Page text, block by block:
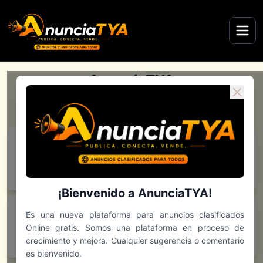
¡Bienvenido a AnunciaTYA!
Es una nueva plataforma para anuncios clasificados
Online gratis. Somos una plataforma en proceso de
crecimiento y mejora. Cualquier sugerencia o comentario
es bienvenido.
AnunciaTYA
Selecciona tu país para comenzar
El Salvador
Disponible
Guatemala
Disponible
Honduras
Disponible
Nicaragua
Disponible